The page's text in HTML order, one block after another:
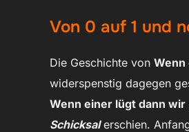
Von 0 auf 1 und
Die Geschichte von Wenn
widerspenstig dagegen
Wenn einer lügt dann wir
Schicksalerschien.